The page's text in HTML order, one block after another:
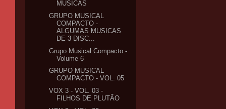
MÚSICAS
GRUPO MUSICAL
COMPACTO -
ALGUMAS MUSICAS
DE 3 DISC...
Grupo Musical Compacto -
Volume 6
GRUPO MUSICAL
COMPACTO - VOL. 05
VOX 3 - VOL. 03 -
FILHOS DE PLUTÃO